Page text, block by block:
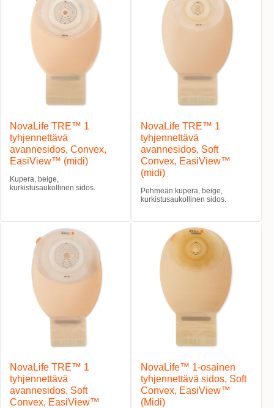
NovaLife TRE™ 1
tyhjennettävä
avannesidos, Convex,
EasiView™ (midi)
Kupera, beige,
kurkistusaukollinen sidos.
NovaLife TRE™ 1
tyhjennettävä
avannesidos, Soft
Convex, EasiView™
(midi)
Pehmeän kupera, beige,
kurkistusaukollinen sidos.
NovaLife TRE™ 1
tyhjennettävä
avannesidos, Soft
Convex, EasiView™
NovaLife™ 1-osainen
tyhjennettävä sidos, Soft
Convex, EasiView™
(Midi)